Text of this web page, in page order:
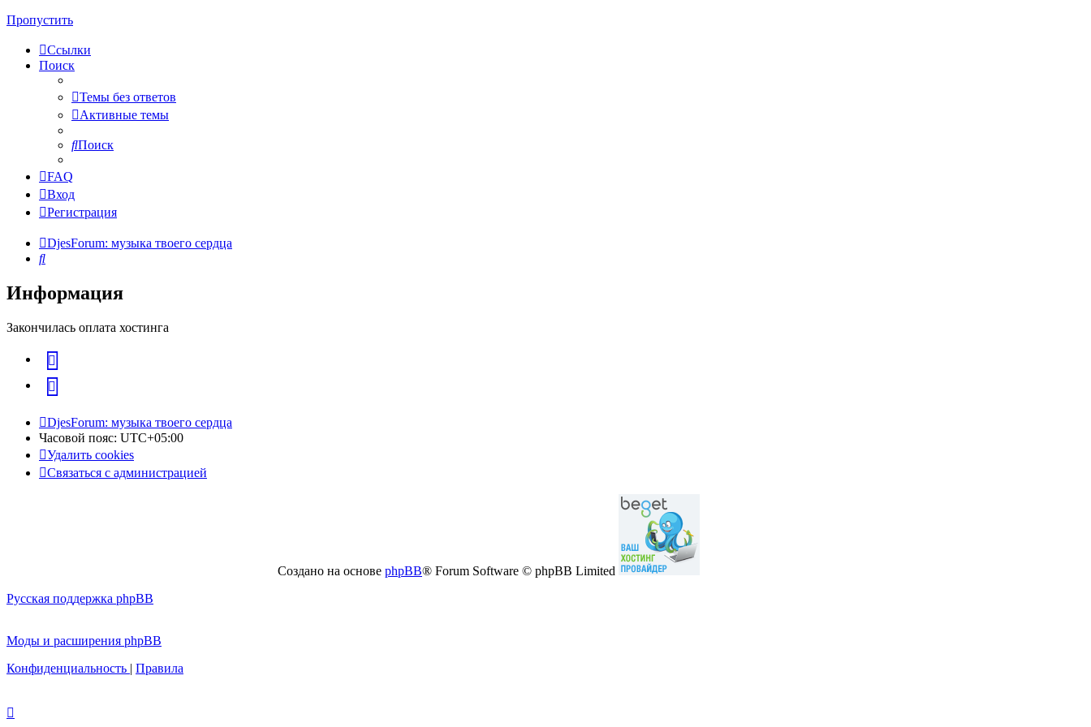
Пропустить
Ссылки
Поиск
Темы без ответов
Активные темы
Поиск
FAQ
Вход
Регистрация
DjesForum: музыка твоего сердца
Поиск
Информация
Закончилась оплата хостинга
vk
Telegram
DjesForum: музыка твоего сердца
Часовой пояс: UTC+05:00
Удалить cookies
Связаться с администрацией
Создано на основе phpBB® Forum Software © phpBB Limited
Русская поддержка phpBB
Моды и расширения phpBB
Конфиденциальность | Правила